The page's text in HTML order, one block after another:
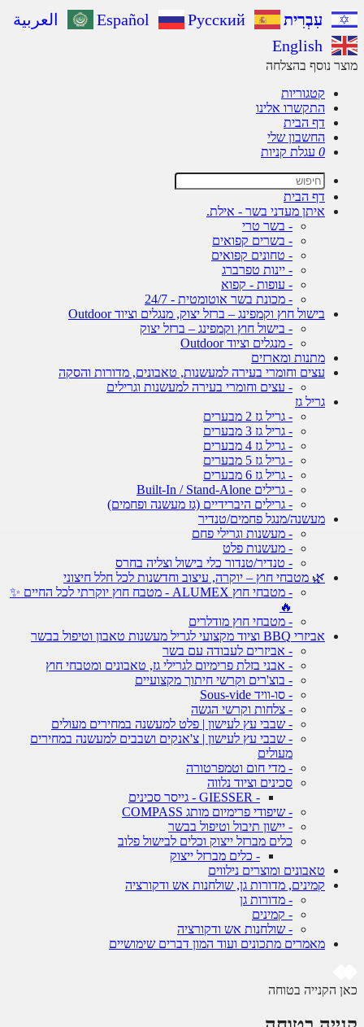
עִבְרִית Español Русский
العربية
English
נוסף בהצלחה
קטגוריות
התקשרו אלינו
דף הבית
החשבון שלי
עגלת קניות
דף הבית
איתן מעדני בשר - אילת.
- בשר טרי
- בשרים קפואים
- טחונים קפואים
- יינות טפרברג
- עופות - קפוא
- מכונת בשר אוטומטית - 24/7
בישול חוץ וקמפינג – ברזל יצוק, מנגלים וציוד Outdoor
- בישול חוץ וקמפינג – ברזל יצוק
- מנגלים וציוד Outdoor
מתנות ומארזים
עצים וחומרי בעירה למעשנות, טאבונים, מדורות והסקה
- עצים וחומרי בעירה למעשנות וגרילים
גריל גז
- גריל גז 2 מבערים
- גריל גז 3 מבערים
- גריל גז 4 מבערים
- גריל גז 5 מבערים
- גריל גז 6 מבערים
- גרילים Built-In / Stand-Alone
- גרילים היברידיים (גז מעשנה ופחמים)
מעשנה/מנגל פחמים/טנדיר
- מעשנות וגרילי פחם
- מעשנות פלט
- טנדיר/טנדור כלי בישול וצליה בחרס
🌿 מטבחי חוץ – יוקרה, עיצוב וחדשנות לכל חלל חיצוני
- מטבחי חוץ ALUMEX - מטבח חוץ יוקרתי לכל החיים ✨
- מטבחי חוץ מודלרים
אביזרי BBQ וציוד מקצועי לגריל מעשנות טאבון וטיפול בבשר
- אביזרים לעבודה עם בשר
- אבני בזלת פרימיום לגרילי גז, טאבונים ומטבחי חוץ
- בוצ'רים וקרשי חיתוך מקצועיים
- סו-וויד Sous-vide
- צלחות וקרשי הגשה
- שבבי עץ לעישון | פלט למעשנה במחירים מעולים
- שבבי עץ לעישון | צ'אנקים ושבבים למעשנה במחירים
מעולים
- מדי חום וטמפרטורה
סכינים וציוד נלווה
- שיפודי פרימיום מותג COMPASS
- יישון תיבול וטיפול בבשר
כלים מברזל ייצוק וכלים לבישול פלוב
- כלים מברזל ייצוק
טאבונים ומוצרים נילווים
קמינים, מדורות גן, שולחנות אש ודקורציה
- מדורות גן
- קמינים
- שולחנות אש ודקורציה
מאמרים מתכונים ועוד המון דברים שימושיים
הקנייה בטוחה